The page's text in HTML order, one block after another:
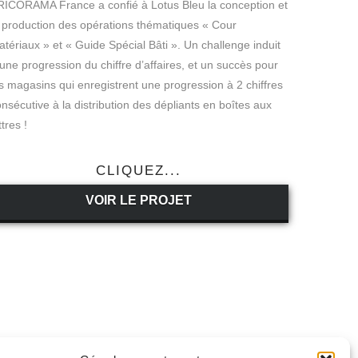
France a confié à Lotus Bleu la conception et
des opérations thématiques « Cour
» et « Guide Spécial Bâti ». Un challenge induit
progression du chiffre d’affaires, et un succès pour
magasins qui enregistrent une progression à 2 chiffres
à la distribution des dépliants en boîtes aux
!
CLIQUEZ...
VOIR LE PROJET